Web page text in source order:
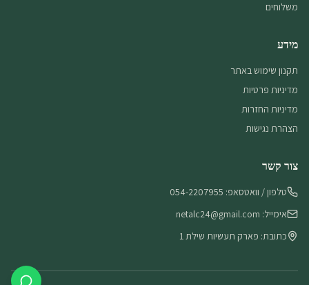
משלוחים
מידע
תקנון שימוש באתר
מדיניות פרטיות
מדיניות החזרות
הצהרת נגישות
צור קשר
טלפון / וואטסאפ: 054-2207955
אימייל: netalc24@gmail.com
כתובת: פארק תעשיות שילת 1